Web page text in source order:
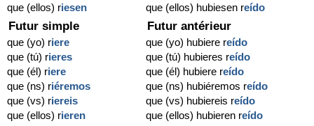
que (ellos) riesen
que (ellos) hubiesen reído
Futur simple
que (yo) riere
que (tú) rieres
que (él) riere
que (ns) riéremos
que (vs) riereis
que (ellos) rieren
Futur antérieur
que (yo) hubiere reído
que (tú) hubieres reído
que (él) hubiere reído
que (ns) hubiéremos reído
que (vs) hubiereis reído
que (ellos) hubieren reído